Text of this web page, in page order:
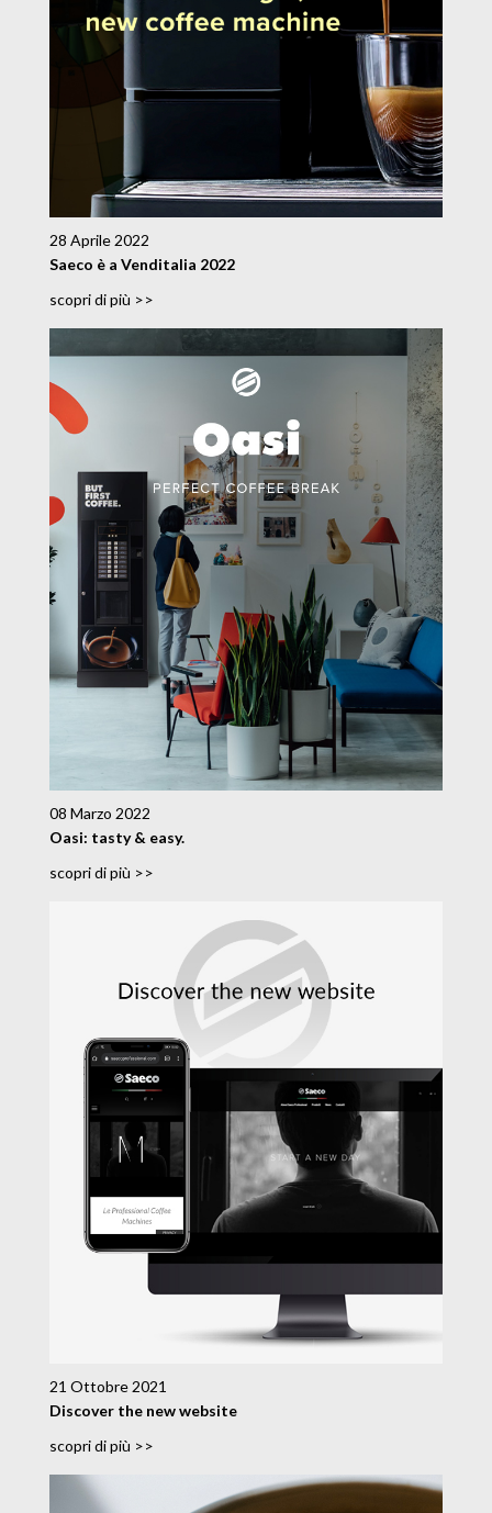
28 Aprile 2022
Saeco è a Venditalia 2022
scopri di più >>
08 Marzo 2022
Oasi: tasty & easy.
scopri di più >>
21 Ottobre 2021
Discover the new website
scopri di più >>